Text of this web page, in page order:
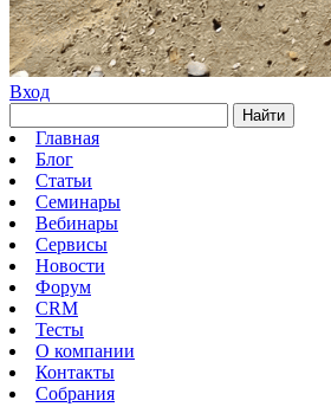
Вход
Найти
Главная
Блог
Статьи
Семинары
Вебинары
Сервисы
Новости
Форум
CRM
Тесты
О компании
Контакты
Собрания